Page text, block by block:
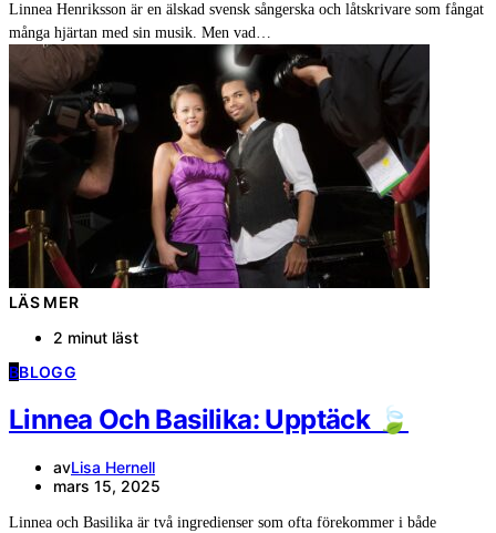
Linnea Henriksson är en älskad svensk sångerska och låtskrivare som fångat
många hjärtan med sin musik. Men vad…
LÄS MER
2 minut läst
BBLOGG
Linnea Och Basilika: Upptäck 🍃
avLisa Hernell
mars 15, 2025
Linnea och Basilika är två ingredienser som ofta förekommer i både